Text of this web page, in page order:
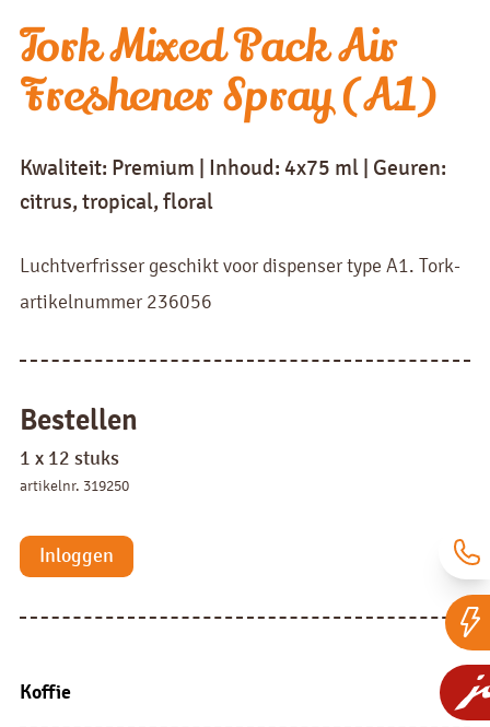
Koffie
Koffie bonen
Tork Mixed Pack Air
Freshener Spray (A1)
Kwaliteit: Premium | Inhoud: 4x75 ml | Geuren:
citrus, tropical, floral
Luchtverfrisser geschikt voor dispenser type A1. Tork-
artikelnummer 236056
Bestellen
1 x 12 stuks
artikelnr. 319250
Inloggen